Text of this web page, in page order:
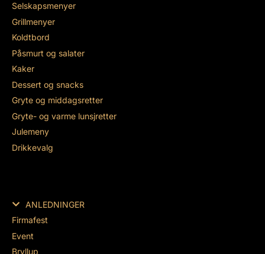
Selskapsmenyer
Grillmenyer
Koldtbord
Påsmurt og salater
Kaker
Dessert og snacks
Gryte og middagsretter
Gryte- og varme lunsjretter
Julemeny
Drikkevalg
ANLEDNINGER
Firmafest
Event
Bryllup